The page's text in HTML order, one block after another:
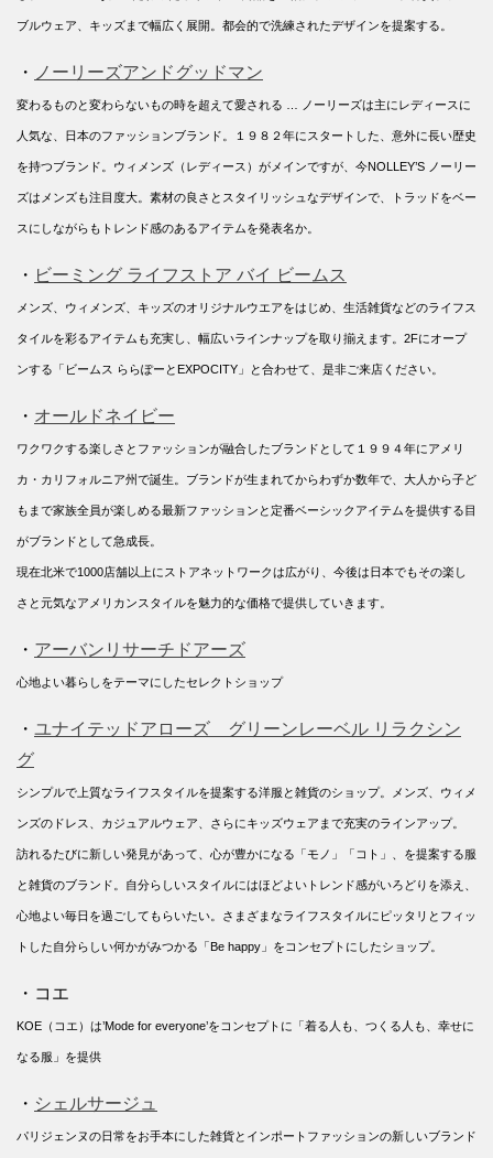
ブルウェア、キッズまで幅広く展開。都会的で洗練されたデザインを提案する。
・ ノーリーズアンドグッドマン
変わるものと変わらないもの時を超えて愛される … ノーリーズは主にレディースに
人気な、日本のファッションブランド。１９８２年にスタートした、意外に長い歴史
を持つブランド。ウィメンズ（レディース）がメインですが、今NOLLEY’S ノーリー
ズはメンズも注目度大。素材の良さとスタイリッシュなデザインで、トラッドをベー
スにしながらもトレンド感のあるアイテムを発表名か。
・ ビーミング ライフストア バイ ビームス
メンズ、ウィメンズ、キッズのオリジナルウエアをはじめ、生活雑貨などのライフス
タイルを彩るアイテムも充実し、幅広いラインナップを取り揃えます。2Fにオープ
ンする「ビームス ららぽーとEXPOCITY」と合わせて、是非ご来店ください。
・ オールドネイビー
ワクワクする楽しさとファッションが融合したブランドとして１９９４年にアメリ
カ・カリフォルニア州で誕生。ブランドが生まれてからわずか数年で、大人から子ど
もまで家族全員が楽しめる最新ファッションと定番ベーシックアイテムを提供する目
がブランドとして急成長。
現在北米で1000店舗以上にストアネットワークは広がり、今後は日本でもその楽し
さと元気なアメリカンスタイルを魅力的な価格で提供していきます。
・ アーバンリサーチドアーズ
心地よい暮らしをテーマにしたセレクトショップ
・ ユナイテッドアローズ グリーンレーベル リラクシン
グ
シンプルで上質なライフスタイルを提案する洋服と雑貨のショップ。メンズ、ウィメ
ンズのドレス、カジュアルウェア、さらにキッズウェアまで充実のラインアップ。
訪れるたびに新しい発見があって、心が豊かになる「モノ」「コト」、を提案する服
と雑貨のブランド。自分らしいスタイルにはほどよいトレンド感がいろどりを添え、
心地よい毎日を過ごしてもらいたい。さまざまなライフスタイルにピッタリとフィッ
トした自分らしい何かがみつかる「Be happy」をコンセプトにしたショップ。
・コエ
KOE（コエ）は’Mode for everyone’をコンセプトに「着る人も、つくる人も、幸せに
なる服」を提供
・ シェルサージュ
パリジェンヌの日常をお手本にした雑貨とインポートファッションの新しいブランド